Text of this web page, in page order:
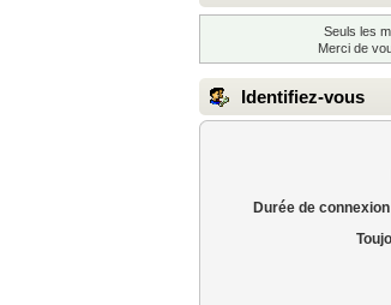
Seuls les
Merci de
Identifiez-vous
Durée de